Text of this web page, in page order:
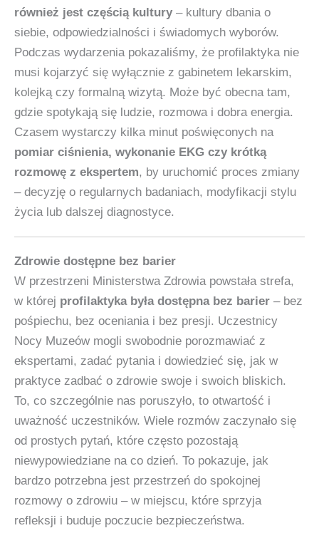
również jest częścią kultury – kultury dbania o
siebie, odpowiedzialności i świadomych wyborów.
Podczas wydarzenia pokazaliśmy, że profilaktyka nie
musi kojarzyć się wyłącznie z gabinetem lekarskim,
kolejką czy formalną wizytą. Może być obecna tam,
gdzie spotykają się ludzie, rozmowa i dobra energia.
Czasem wystarczy kilka minut poświęconych na
pomiar ciśnienia, wykonanie EKG czy krótką
rozmowę z ekspertem, by uruchomić proces zmiany
– decyzję o regularnych badaniach, modyfikacji stylu
życia lub dalszej diagnostyce.
Zdrowie dostępne bez barier
W przestrzeni Ministerstwa Zdrowia powstała strefa,
w której profilaktyka była dostępna bez barier – bez
pośpiechu, bez oceniania i bez presji. Uczestnicy
Nocy Muzeów mogli swobodnie porozmawiać z
ekspertami, zadać pytania i dowiedzieć się, jak w
praktyce zadbać o zdrowie swoje i swoich bliskich.
To, co szczególnie nas poruszyło, to otwartość i
uważność uczestników. Wiele rozmów zaczynało się
od prostych pytań, które często pozostają
niewypowiedziane na co dzień. To pokazuje, jak
bardzo potrzebna jest przestrzeń do spokojnej
rozmowy o zdrowiu – w miejscu, które sprzyja
refleksji i buduje poczucie bezpieczeństwa.